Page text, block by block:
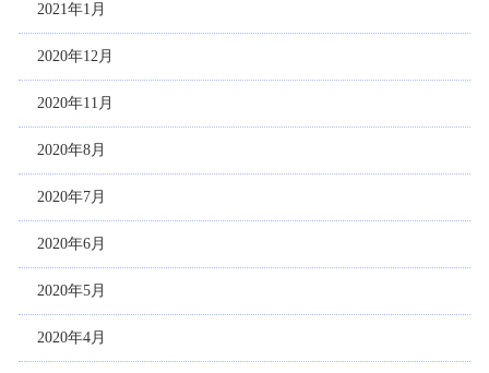
2021年1月
2020年12月
2020年11月
2020年8月
2020年7月
2020年6月
2020年5月
2020年4月